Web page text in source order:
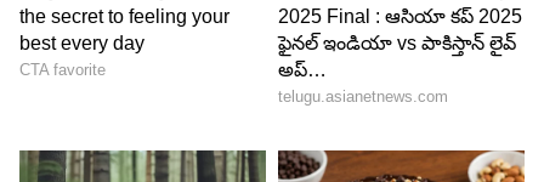
LATEST VIDEOS